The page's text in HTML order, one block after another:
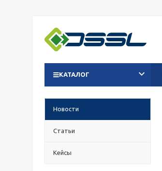
КАТАЛОГ
Новости
Статьи
Кейсы